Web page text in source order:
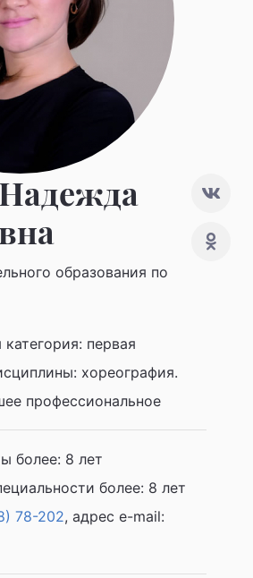
образования по
первая
хореография.
профессиональное
более: 8 лет
более: 8 лет
78-202, адрес e-mail: